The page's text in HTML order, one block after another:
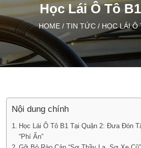
Học Lái Ô Tô
HOME / TIN TỨC / HỌC LÁI Ô
Nội dung chính
Học Lái Ô Tô B1 Tại Quận 2: Đưa Đón
“Phí Ẩn”